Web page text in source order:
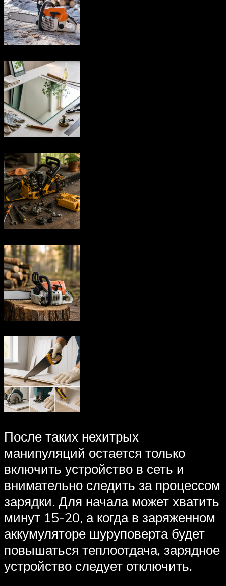
После таких нехитрых
манипуляций остается только
включить устройство в сеть и
внимательно следить за процессом
зарядки. Для начала может хватить
минут 15-20, а когда в заряженном
аккумуляторе шуруповерта будет
повышаться теплоотдача, зарядное
устройство следует отключить.